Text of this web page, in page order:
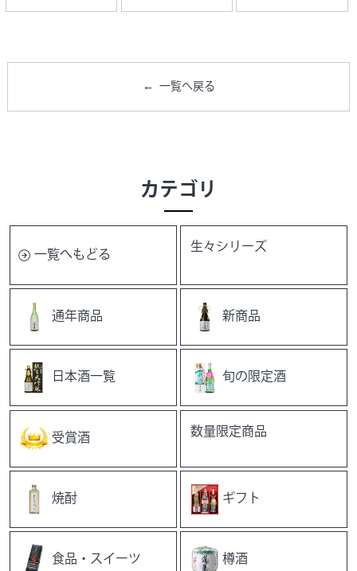
カテゴリ
一覧へもどる 生々シリーズ
通年商品 新商品
日本酒一覧 旬の限定酒
受賞酒 数量限定商品
焼酎 ギフト
食品・スイーツ 樽酒
一覧へ戻る